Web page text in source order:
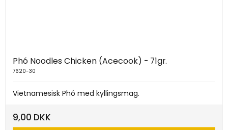
Phó Noodles Chicken (Acecook) - 71gr.
7620-30
Vietnamesisk Phó med kyllingsmag.
9,00 DKK